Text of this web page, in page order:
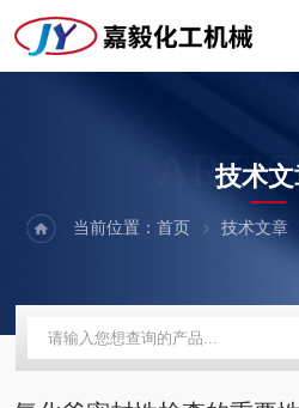
技术
当前位置：首页 技术文章